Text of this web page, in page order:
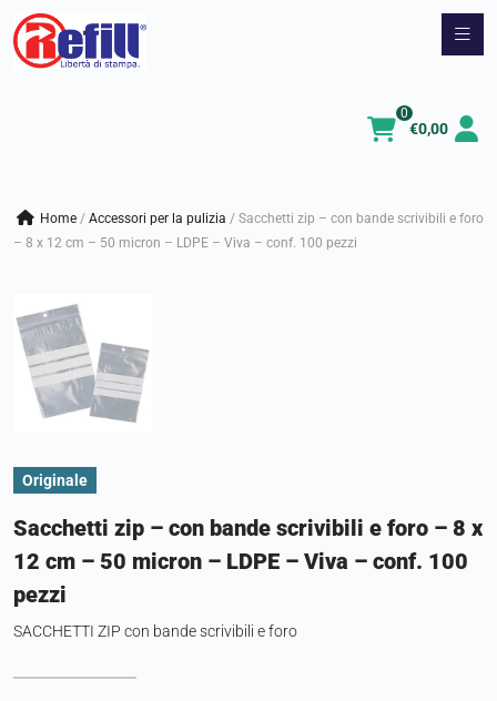
Vai
€0,00
0
Home / accessori per la pulizia / Sacchetti zip – con bande scrivibili e foro
– 8 x 12 cm – 50 micron – LDPE – Viva – conf. 100 pezzi
Originale
Sacchetti zip – con bande scrivibili e foro – 8 x
12 cm – 50 micron – LDPE – Viva – conf. 100
pezzi
SACCHETTI ZIP con bande scrivibili e foro